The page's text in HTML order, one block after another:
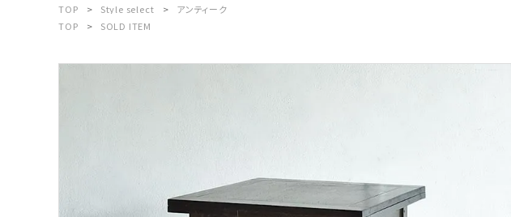
ACCOUNT MENU
ようこそ ゲスト 様
その他サービス
TOP
Style select
アンティーク
TOP
SOLD ITEM